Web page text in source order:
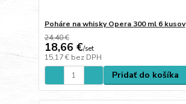
Poháre na whisky Opera 300 ml 6 kusov
24,40 €
18,66 €/set
15,17 € bez DPH
Pridať do košíka